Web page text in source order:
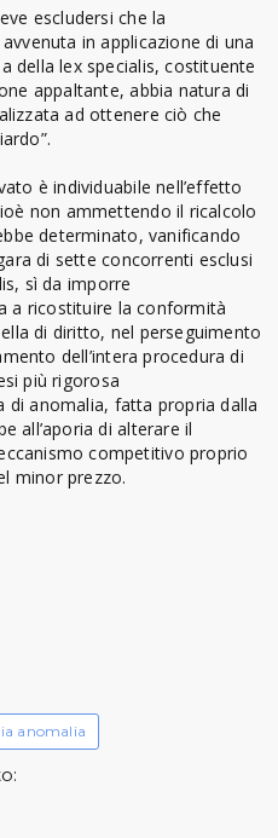
escludersi che la
in applicazione di una
della lex specialis, costituente
appaltante, abbia natura di
ad ottenere ciò che
è individuabile nell’effetto
non ammettendo il ricalcolo
determinato, vanificando
di sette concorrenti esclusi
sì da imporre
a ricostituire la conformità
di diritto, nel perseguimento
dell’intera procedura di
più rigorosa
di anomalia, fatta propria dalla
all’aporia di alterare il
competitivo proprio
minor prezzo.
anomalia